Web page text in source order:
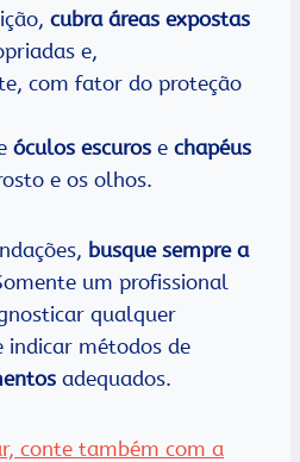
cubra áreas expostas
e,
com fator do proteção
óculos escuros e chapéus
e os olhos.
busque sempre a
um profissional
qualquer
indicar métodos de
adequados.
conte também com a